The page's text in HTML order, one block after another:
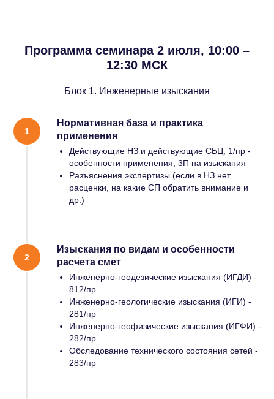
Программа семинара 2 июля, 10:00 –
12:30 МСК
Блок 1. Инженерные изыскания
Нормативная база и практика
применения
Действующие НЗ и действующие СБЦ, 1/пр -
особенности применения, 3П на изыскания
Разъяснения экспертизы (если в НЗ нет
расценки, на какие СП обратить внимание и
др.)
Изыскания по видам и особенности
расчета смет
Инженерно-геодезические изыскания (ИГДИ) -
812/пр
Инженерно-геологические изыскания (ИГИ) -
281/пр
Инженерно-геофизические изыскания (ИГФИ) -
282/пр
Обследование технического состояния сетей -
283/пр